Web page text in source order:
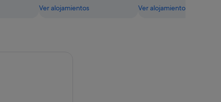
Ver alojamientos
Ver alojamientos